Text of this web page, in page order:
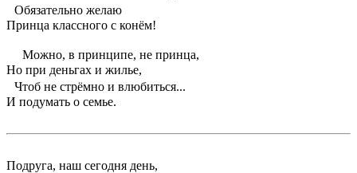
Обязательно желаю
Принца классного с конём!
Можно, в принципе, не принца,
Но при деньгах и жилье,
Чтоб не стрёмно и влюбиться...
И подумать о семье.
Подруга, наш сегодня день,